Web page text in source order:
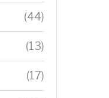
(44)
(13)
(17)